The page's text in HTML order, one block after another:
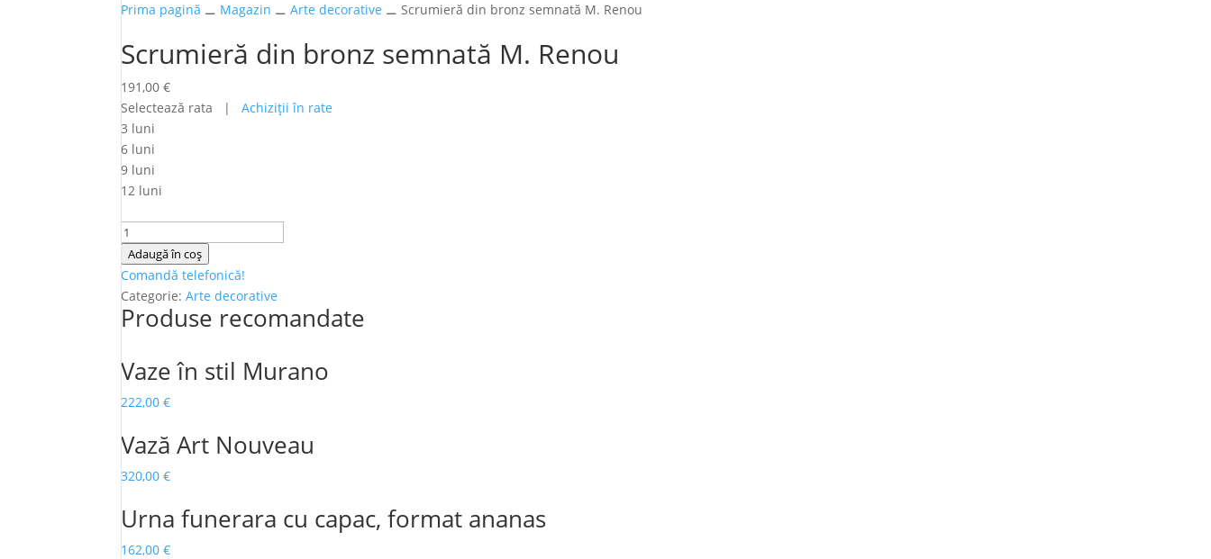
Prima pagină ⚊ Magazin ⚊Arte decorative ⚊ Scrumieră din bronz semnată M. Renou
Scrumieră din bronz semnată M. Renou
191,00€
Selectează rata |Achiziţii în rate
3 luni
6 luni
9 luni
12 luni
Cantitate
Scrumieră
din
bronz
semnată
Adaugă în coș
Comandă telefonică!
Categorie:Arte decorative
Produse recomandate
Vaze în stil Murano
222,00€
Vază Art Nouveau
320,00€
Urna funerara cu capac, format ananas
162,00€